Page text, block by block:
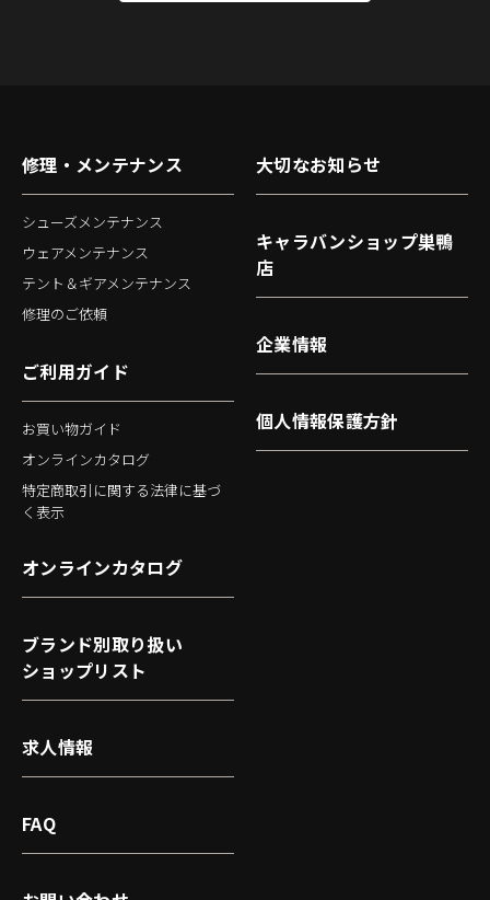
修理・メンテナンス
シューズメンテナンス
ウェアメンテナンス
テント＆ギアメンテナンス
修理のご依頼
ご利用ガイド
お買い物ガイド
オンラインカタログ
特定商取引に関する法律に基づ
く表示
大切なお知らせ
キャラバンショップ巣鴨
店
企業情報
個人情報保護方針
オンラインカタログ
ブランド別取り扱い
ショップリスト
求人情報
FAQ